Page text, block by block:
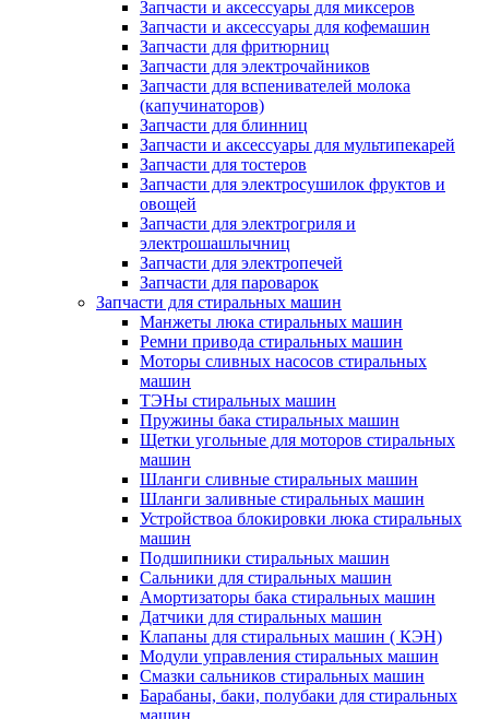
Запчасти и аксессуары для миксеров
Запчасти и аксессуары для кофемашин
Запчасти для фритюрниц
Запчасти для электрочайников
Запчасти для вспенивателей молока
(капучинаторов)
Запчасти для блинниц
Запчасти и аксессуары для мультипекарей
Запчасти для тостеров
Запчасти для электросушилок фруктов и
овощей
Запчасти для электрогриля и
электрошашлычниц
Запчасти для электропечей
Запчасти для пароварок
Запчасти для стиральных машин
Манжеты люка стиральных машин
Ремни привода стиральных машин
Моторы сливных насосов стиральных
машин
ТЭНы стиральных машин
Пружины бака стиральных машин
Щетки угольные для моторов стиральных
машин
Шланги сливные стиральных машин
Шланги заливные стиральных машин
Устройствоа блокировки люка стиральных
машин
Подшипники стиральных машин
Сальники для стиральных машин
Амортизаторы бака стиральных машин
Датчики для стиральных машин
Клапаны для стиральных машин ( КЭН)
Модули управления стиральных машин
Смазки сальников стиральных машин
Барабаны, баки, полубаки для стиральных
машин